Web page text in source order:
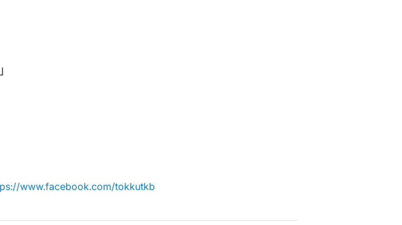
www.facebook.com/tokkutkb